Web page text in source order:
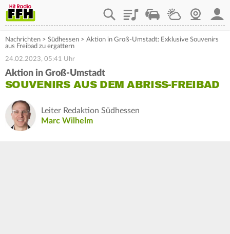
PlaylistStaupilotWetterWebcam
Nachrichten > Südhessen > Aktion in Groß-Umstadt: Exklusive Souvenirs
aus Freibad zu ergattern
24.02.2023, 05:41 Uhr
Aktion in Groß-Umstadt
SOUVENIRS AUS DEM ABRISS-FREIBAD
Leiter Redaktion Südhessen
Marc Wilhelm